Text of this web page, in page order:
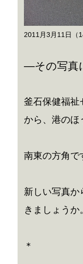
2011月3月11日（
—その写真
釜石保健福祉
から、港のほ
南東の方角で
新しい写真か
きましょうか
＊